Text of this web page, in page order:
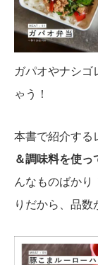
ガパオやナシゴ
ゃう！
本書で紹介する
＆調味料を使っ
んなものばか
りだから、品数